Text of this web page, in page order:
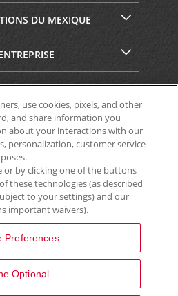
DU MEXIQUE
use cookies, pixels, and other
and share information you
about your interactions with our
personalization, customer service
or by clicking one of the buttons
these technologies (as described
to your settings) and our
important waivers).
Preferences
Optional